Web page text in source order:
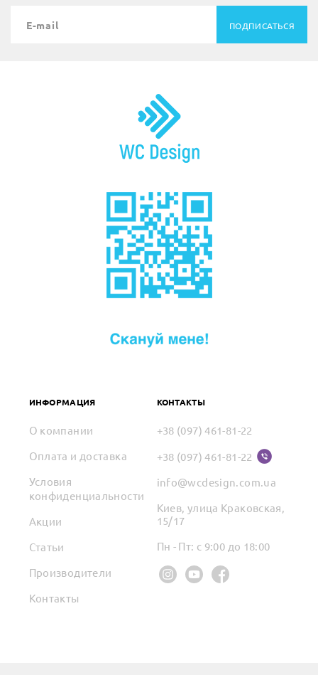
ПОДПИСАТЬСЯ
ИНФОРМАЦИЯ
О компании
Оплата и доставка
Условия
конфиденциальности
Акции
Статьи
Производители
Контакты
КОНТАКТЫ
+38 (097) 461-81-22
+38 (097) 461-81-22
info@wcdesign.com.ua
Киев, улица Краковская,
15/17
Пн - Пт: с 9:00 до 18:00